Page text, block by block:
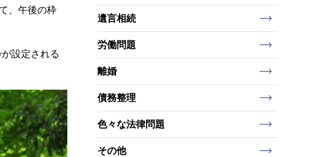
、午後の枠
設定される
遺言相続
労働問題
離婚
債務整理
色々な法律問題
その他